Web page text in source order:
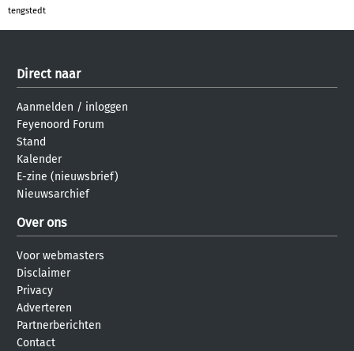
tengstedt
Direct naar
Aanmelden / inloggen
Feyenoord Forum
Stand
Kalender
E-zine (nieuwsbrief)
Nieuwsarchief
Over ons
Voor webmasters
Disclaimer
Privacy
Adverteren
Partnerberichten
Contact